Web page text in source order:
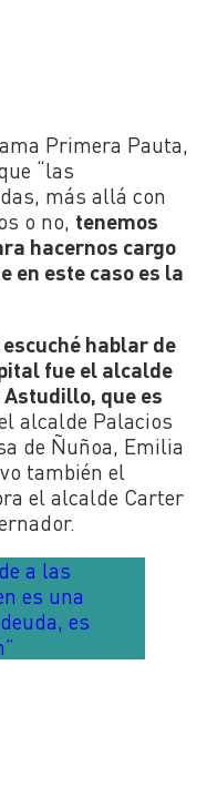
Primera Pauta,
“las
más allá con
o no, tenemos
hacernos cargo
en este caso es la
hablar de
fue el alcalde
que es
alcalde Palacios
de Ñuñoa, Emilia
también el
el alcalde Carter
a las
es una
es